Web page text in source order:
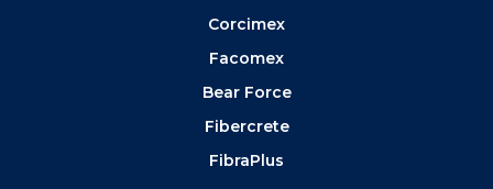
Corcimex
Facomex
Bear Force
Fibercrete
FibraPlus